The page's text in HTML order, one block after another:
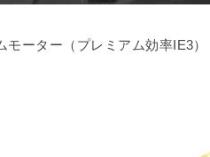
モーター（プレミアム効率IE3）